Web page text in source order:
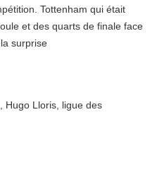
Tottenham qui était
et des quarts de finale face
surprise
Hugo Lloris ligue des